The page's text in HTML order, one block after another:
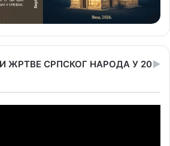
ЖРТВЕ СРПСКОГ НАРОДА У 20